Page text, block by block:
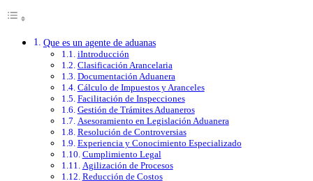
Que es un agente de aduanas
iIntroducción
Clasificación Arancelaria
Documentación Aduanera
Cálculo de Impuestos y Aranceles
Facilitación de Inspecciones
Gestión de Trámites Aduaneros
Asesoramiento en Legislación Aduanera
Resolución de Controversias
Experiencia y Conocimiento Especializado
Cumplimiento Legal
Agilización de Procesos
Reducción de Costos